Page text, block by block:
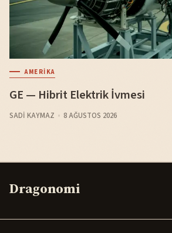
AMERIKA
GE — Hibrit Elektrik İvmesi
SADI KAYMAZ 8 AĞUSTOS 2026
Dragonomi